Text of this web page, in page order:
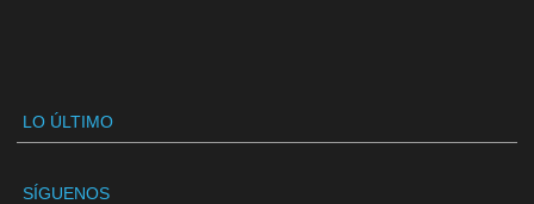
LO ÚLTIMO
SÍGUENOS